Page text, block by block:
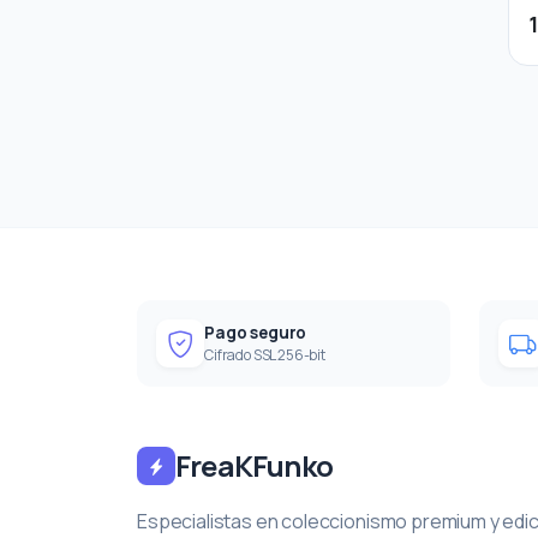
Pago seguro
Cifrado SSL 256-bit
FreaKFunko
Especialistas en coleccionismo premium y